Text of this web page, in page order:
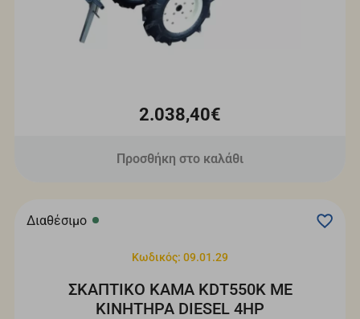
2.038,40€
Προσθήκη στο καλάθι
Διαθέσιμο
Κωδικός: 09.01.29
ΣΚΑΠΤΙΚΟ KAMA KDT550K ΜΕ
ΚΙΝΗΤΗΡΑ DIESEL 4HP